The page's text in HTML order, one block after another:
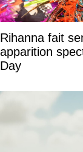
Rihanna fait
apparition
Day